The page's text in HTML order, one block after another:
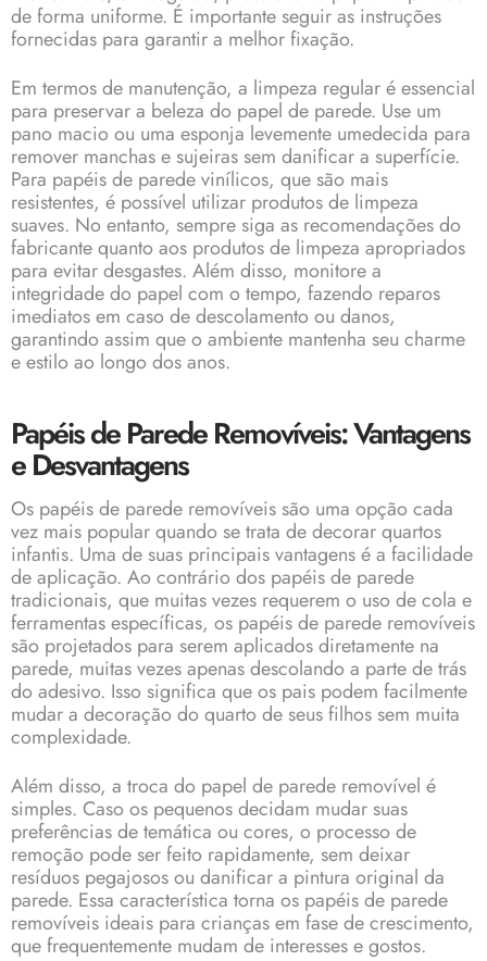
de forma uniforme. É importante seguir as instruções
fornecidas para garantir a melhor fixação.
Em termos de manutenção, a limpeza regular é essencial
para preservar a beleza do papel de parede. Use um
pano macio ou uma esponja levemente umedecida para
remover manchas e sujeiras sem danificar a superfície.
Para papéis de parede vinílicos, que são mais
resistentes, é possível utilizar produtos de limpeza
suaves. No entanto, sempre siga as recomendações do
fabricante quanto aos produtos de limpeza apropriados
para evitar desgastes. Além disso, monitore a
integridade do papel com o tempo, fazendo reparos
imediatos em caso de descolamento ou danos,
garantindo assim que o ambiente mantenha seu charme
e estilo ao longo dos anos.
Papéis de Parede Removíveis: Vantagens
e Desvantagens
Os papéis de parede removíveis são uma opção cada
vez mais popular quando se trata de decorar quartos
infantis. Uma de suas principais vantagens é a facilidade
de aplicação. Ao contrário dos papéis de parede
tradicionais, que muitas vezes requerem o uso de cola e
ferramentas específicas, os papéis de parede removíveis
são projetados para serem aplicados diretamente na
parede, muitas vezes apenas descolando a parte de trás
do adesivo. Isso significa que os pais podem facilmente
mudar a decoração do quarto de seus filhos sem muita
complexidade.
Além disso, a troca do papel de parede removível é
simples. Caso os pequenos decidam mudar suas
preferências de temática ou cores, o processo de
remoção pode ser feito rapidamente, sem deixar
resíduos pegajosos ou danificar a pintura original da
parede. Essa característica torna os papéis de parede
removíveis ideais para crianças em fase de crescimento,
que frequentemente mudam de interesses e gostos.